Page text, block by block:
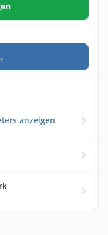
anzeigen